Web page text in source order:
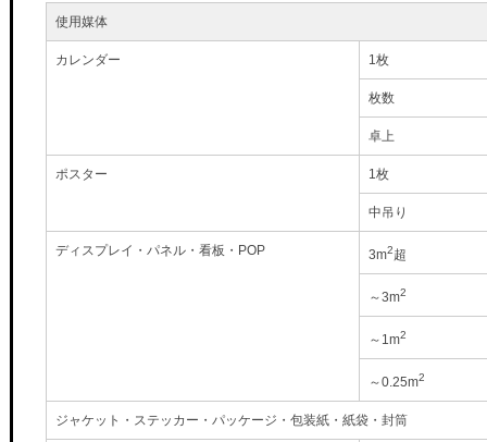
使用媒体
カレンダー 1枚
枚数
卓上
ポスター 1枚
中吊り
ディスプレイ・パネル・看板・POP 3m2超
～3m2
～1m2
～0.25m2
ジャケット・ステッカー・パッケージ・包装紙・紙袋・封筒